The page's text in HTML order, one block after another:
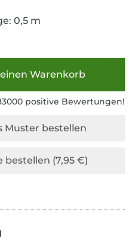
0,5 m
Warenkorb
positive Bewertungen!